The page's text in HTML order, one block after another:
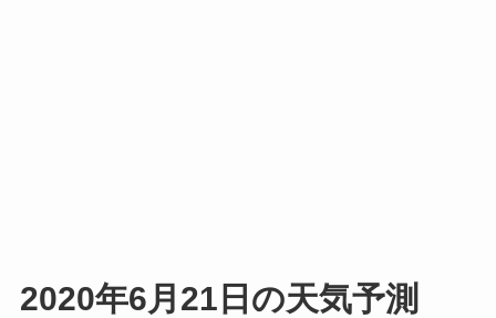
2020年6月21日の天気予測